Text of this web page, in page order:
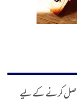
حاصل کرنے کے لیے